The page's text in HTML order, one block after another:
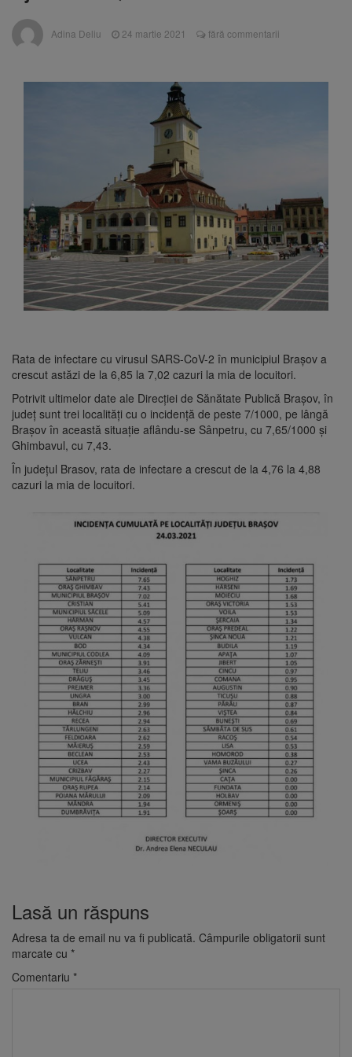
Nivelul Dunării a început să crească
8 august 2026
Iluminat cere reducerea luminii pe timpul
– Poiana Brașov după un accident. Două
persoane primesc îngrijiri medicale
Se schimbă examenul de
medic specialist. Subiecte unice în toată țara,
aceeași oră și același barem
Adina Deliu 24 martie 2021 fără commentarii
Rata de infectare cu virusul SARS-CoV-2 în municipiul Brașov a
crescut astăzi de la 6,85 la 7,02 cazuri la mia de locuitori.
Potrivit ultimelor date ale Direcției de Sănătate Publică Brașov, în
județ sunt trei localități cu o incidență de peste 7/1000, pe lângă
Brașov în această situație aflându-se Sânpetru, cu 7,65/1000 și
Ghimbavul, cu 7,43.
În județul Brasov, rata de infectare a crescut de la 4,76 la 4,88
cazuri la mia de locuitori.
Lasă un răspuns
Adresa ta de email nu va fi publicată. Câmpurile obligatorii sunt
marcate cu *
Comentariu *